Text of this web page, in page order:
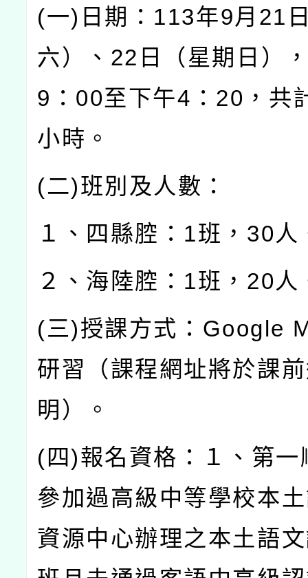
(一) 日期： 113年9月 21
六）、 22 日（星期日）
9 ： 00至下午4 ： 20 ，共
小時。
(二)班別及人數：
１、四縣腔： 1班， 30人
２、海陸腔： 1班， 20人
(三)授課方式： Google
研習（課程網址將於課
明）。
( 四)報名資格：１、第一
參加過高級中等學校本
資源中心辦理之本土語